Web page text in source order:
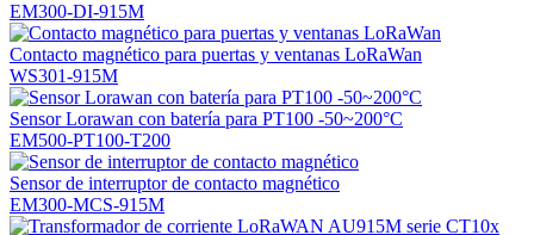
EM300-DI-915M
Contacto magnético para puertas y ventanas LoRaWan
WS301-915M
Sensor Lorawan con batería para PT100 -50~200°C
EM500-PT100-T200
Sensor de interruptor de contacto magnético
EM300-MCS-915M